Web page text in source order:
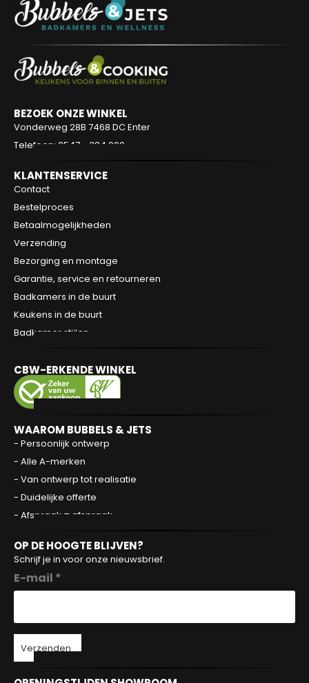
BEZOEK ONZE WINKEL
Vonderweg 28B 7468 DC Enter
Telefoon: 0547 - 384 000
KLANTENSERVICE
Contact
Bestelproces
Betaalmogelijkheden
Verzending
Bezorging en montage
Garantie, service en retourneren
Badkamers in de buurt
Keukens in de buurt
Badkamer stijlen
CBW-ERKENDE WINKEL
WAAROM BUBBELS & JETS
- Persoonlijk ontwerp
- Alle A-merken
- Van ontwerp tot realisatie
- Duidelijke offerte
- Afspraak = afspraak
OP DE HOOGTE BLIJVEN?
Schrijf je in voor onze nieuwsbrief.
E-mail *
Verzenden